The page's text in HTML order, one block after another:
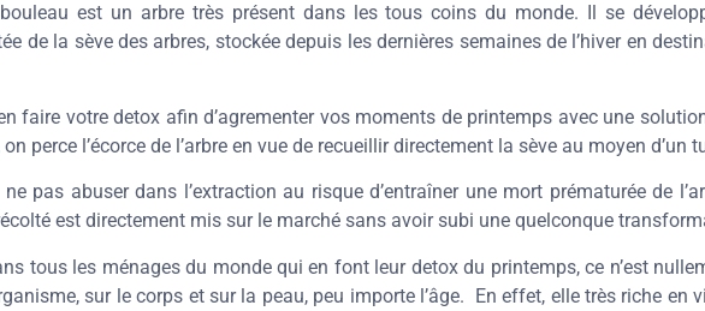
est un arbre très présent dans les tous coins du monde. Il se
de la sève des arbres, stockée depuis les dernières semaines de l’hiver en
faire votre detox afin d’agrementer vos moments de printemps avec une
perce l’écorce de l’arbre en vue de recueillir directement la sève au moyen d’un
pas abuser dans l’extraction au risque d’entraîner une mort prématurée de
est directement mis sur le marché sans avoir subi une quelconque
tous les ménages du monde qui en font leur detox du printemps, ce n’est
sur le corps et sur la peau, peu importe l’âge. En effet, elle très riche en